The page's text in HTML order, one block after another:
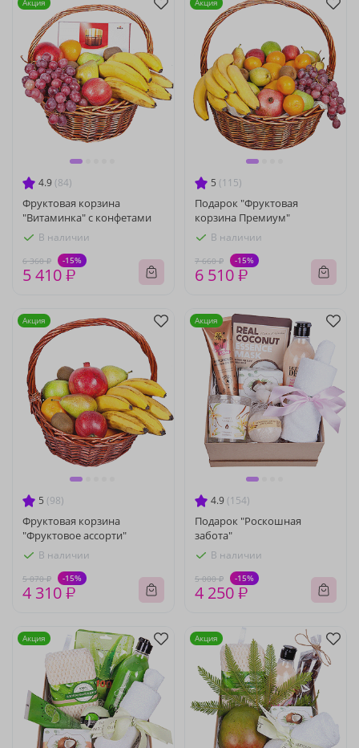
4.9 (84)
Фруктовая корзина
"Витаминка" с конфетами
В наличии
6 360 ₽ -15%
5 410 ₽
Акция
5 (115)
Подарок "Фруктовая
корзина Премиум"
В наличии
7 660 ₽ -15%
6 510 ₽
Акция
5 (98)
Фруктовая корзина
"Фруктовое ассорти"
В наличии
5 070 ₽ -15%
4 310 ₽
Акция
4.9 (154)
Подарок "Роскошная
забота"
В наличии
5 000 ₽ -15%
4 250 ₽
Акция
Акция Акция